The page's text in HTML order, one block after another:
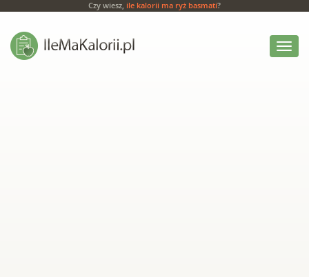
Czy wiesz, ile kalorii ma ryż basmati?
Włącz
menu